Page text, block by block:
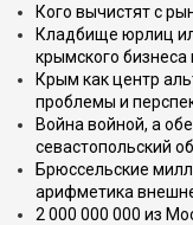
Кого вычистят с
Кладбище юрлиц
крымского бизнеса
Крым как центр
проблемы и
Война войной, а
севастопольский
Брюссельские
арифметика
2 000 000 000 из